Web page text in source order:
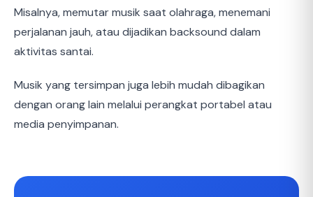
Misalnya, memutar musik saat olahraga, menemani
perjalanan jauh, atau dijadikan backsound dalam
aktivitas santai.
Musik yang tersimpan juga lebih mudah dibagikan
dengan orang lain melalui perangkat portabel atau
media penyimpanan.